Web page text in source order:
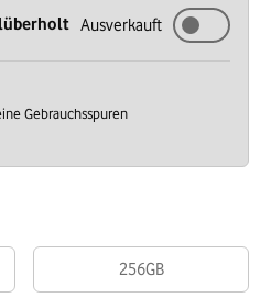
Ausverkauft
Gebrauchsspuren
256GB